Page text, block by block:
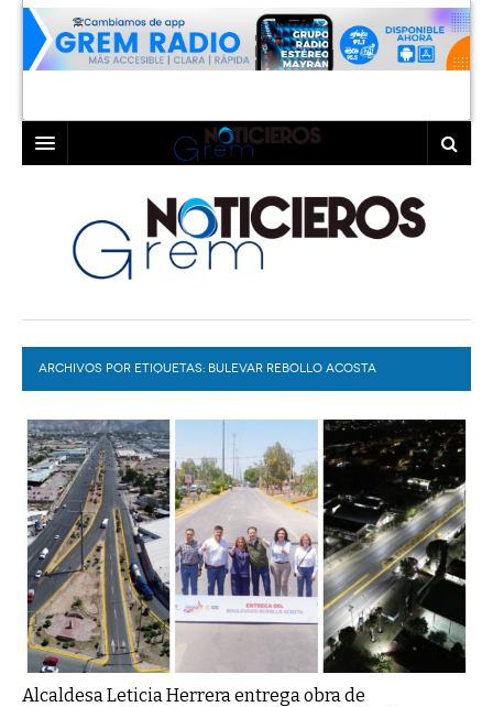
LAGUNA
TORREÓN
GÓMEZ PALACIO
LERDO
COAHUILA
DURANGO
DEPORTES
EXA
EL EXACTO
EXA INFORMA
GLOBO
CONTEXTOS
TRAYECTO LAGUNA
A MEDIA MAÑANA
A TODA LEY
DIÁLOGOS CON LA HISTORIA
TWEETS AND BEATS
LA MEJOR 97.1 ESTÉREO GALLITO
ACTUALIDADES GREM
COLABORADORES
PC29
ACTUALIDADES GREM
ARCHIVOS POR ETIQUETAS: BULEVAR REBOLLO ACOSTA
Alcaldesa Leticia Herrera entrega obra de